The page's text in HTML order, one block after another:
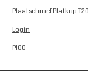
Plaatschroef Platkop
Login
P100